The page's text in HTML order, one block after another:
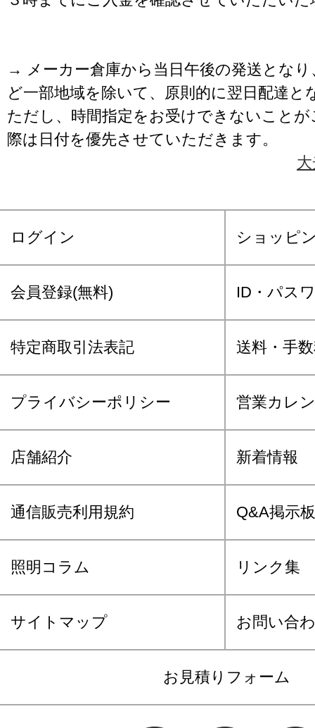
→ メーカー倉庫から当日午後の発送となり
ど一部地域を除いて、原則的に翌日配達と
ただし、時間指定をお受けできないこと
際は日付を優先させていただきます。
ログイン ショッピ
会員登録(無料) ID・パス
特定商取引法表記 送料・手
プライバシーポリシー 営業カレ
店舗紹介 新着情報
通信販売利用規約 Q&A掲示板
照明コラム リンク集
サイトマップ お問い合
お見積りフォーム